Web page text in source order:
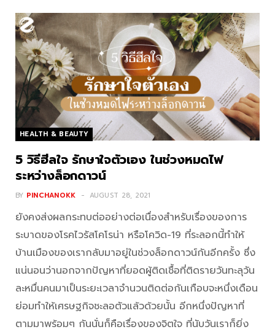
HEALTH & BEAUTY
5 วิธีฮีลใจ รักษาใจตัวเอง ในช่วงหมดไฟ
ระหว่างล็อกดาวน์
BY PINCHANOKK AUGUST 28, 2021
ยังคงส่งผลกระทบต่ออย่างต่อเนื่องสำหรับเรื่องของการ
ระบาดของโรคไวรัสโคโรน่า หรือโควิด-19 ที่ระลอกนี้ทำให้
บ้านเมืองของเรากลับมาอยู่ในช่วงล็อกดาวน์กันอีกครั้ง ซึ่ง
แน่นอนว่านอกจากปัญหาที่ยอดผู้ติดเชื้อที่ติดรายวันทะลุวัน
ละหมื่นคนมาเป็นระยะเวลาจำนวนติดต่อกันเกือบจะหนึ่งเดือน
ย่อมทำให้เศรษฐกิจชะลอตัวแล้วด้วยนั้น อีกหนึ่งปัญหาที่
ตามมาพร้อมๆ กันนั่นก็คือเรื่องของจิตใจ ที่นับวันเราก็ยิ่ง